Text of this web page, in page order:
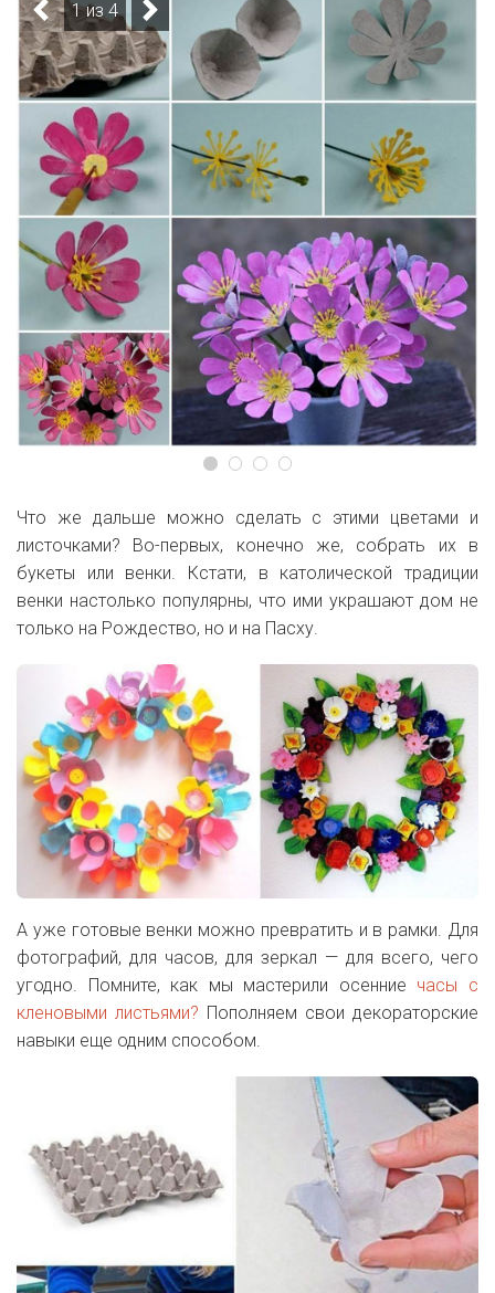
1 из 4
Что же дальше можно сделать с этими цветами и
листочками? Во-первых, конечно же, собрать их в
букеты или венки. Кстати, в католической традиции
венки настолько популярны, что ими украшают дом не
только на Рождество, но и на Пасху.
А уже готовые венки можно превратить и в рамки. Для
фотографий, для часов, для зеркал — для всего, чего
угодно. Помните, как мы мастерили осенние часы с
кленовыми листьями? Пополняем свои декораторские
навыки еще одним способом.